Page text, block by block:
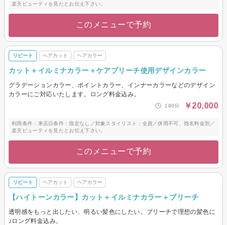
楽天ビューティを見たとお伝え下さい。
このメニューで予約
リピート ヘアカット ヘアカラー
カット＋イルミナカラー＋ケアブリーチ使用デザインカラー
グラデーションカラー、ポイントカラー、インナーカラーなどのデザイン
カラーにご対応いたします。ロング料金込み。
180分 ￥20,000
利用条件：来店日条件：指定なし／対象スタイリスト：全員／併用不可、指名料金別／
楽天ビューティを見たとお伝え下さい。
このメニューで予約
リピート ヘアカット ヘアカラー
【ハイトーンカラー】カット＋イルミナカラー＋ブリーチ
透明感をもっと出したい、明るい髪色にしたい。ブリーチで理想の髪色に
♪ロング料金込み。